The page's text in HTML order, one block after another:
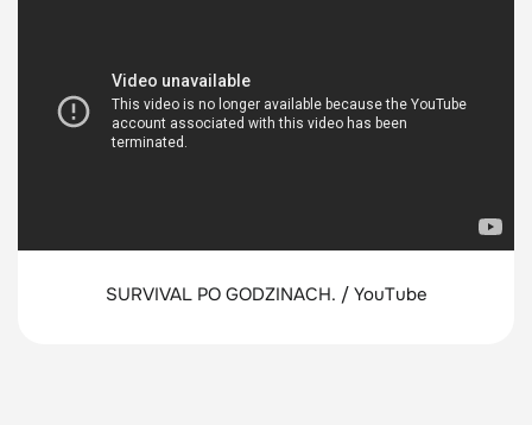
SURVIVAL PO GODZINACH. / YouTube